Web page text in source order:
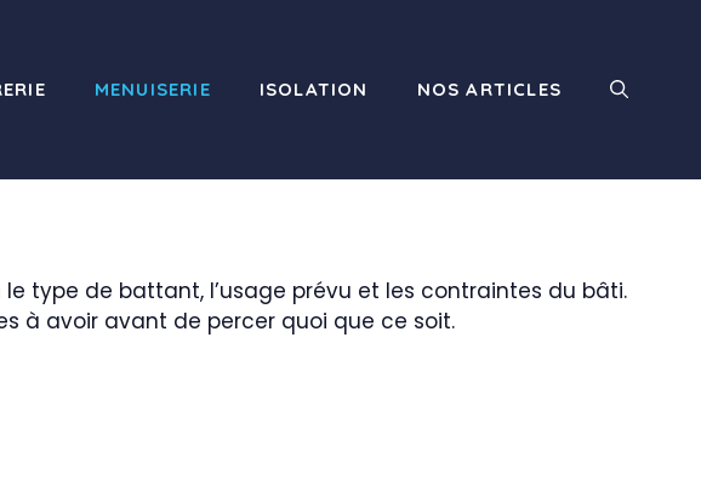
MENUISERIE ISOLATION NOS ARTICLES
type de battant, l’usage prévu et les contraintes du bâti.
à avoir avant de percer quoi que ce soit.